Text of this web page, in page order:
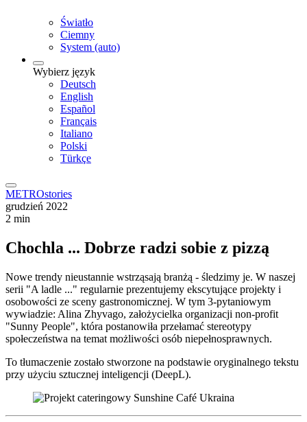
Światło
Ciemny
System (auto)
Wybierz język
Deutsch
English
Español
Français
Italiano
Polski
Türkçe
METROstories
grudzień 2022
2 min
Chochla ... Dobrze radzi sobie z pizzą
Nowe trendy nieustannie wstrząsają branżą - śledzimy je. W naszej
serii "A ladle ..." regularnie prezentujemy ekscytujące projekty i
osobowości ze sceny gastronomicznej. W tym 3-pytaniowym
wywiadzie: Alina Zhyvago, założycielka organizacji non-profit
"Sunny People", która postanowiła przełamać stereotypy
społeczeństwa na temat możliwości osób niepełnosprawnych.
To tłumaczenie zostało stworzone na podstawie oryginalnego tekstu
przy użyciu sztucznej inteligencji (DeepL).